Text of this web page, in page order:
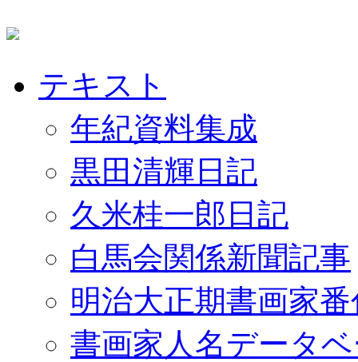
テキスト
年紀資料集成
黒田清輝日記
久米桂一郎日記
白馬会関係新聞記事
明治大正期書画家
書画家人名データ